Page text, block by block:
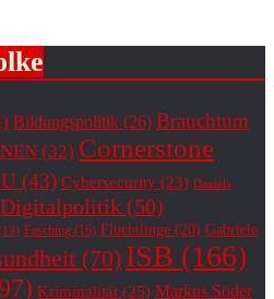
Bildungspolitik (26) Brauchtum
(32) Cornerstone
(43) Cybersecurity (23) Daniela
Digitalpolitik (50)
Fasching (16) Flüchtlinge (20) Gabriele
(70) ISB (166)
Kriminalität (25) Markus Söder